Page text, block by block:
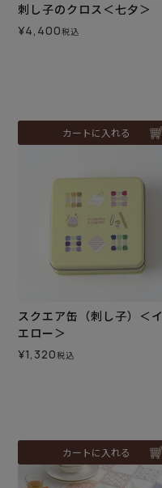
刺し子のクロス＜七夕＞
¥4,400税込
カートに入れる
スクエア缶（刺し子）＜イ
エロー＞
¥1,320税込
カートに入れる